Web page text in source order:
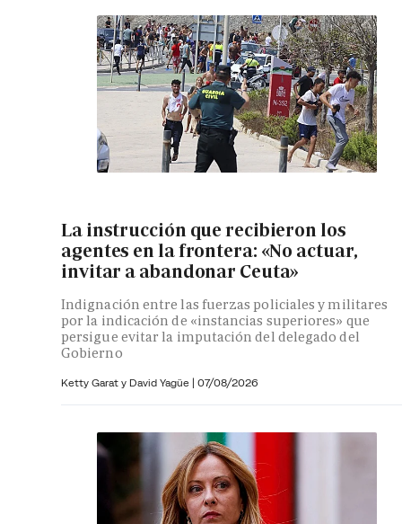
La instrucción que recibieron los
agentes en la frontera: «No actuar,
invitar a abandonar Ceuta»
Indignación entre las fuerzas policiales y militares
por la indicación de «instancias superiores» que
persigue evitar la imputación del delegado del
Gobierno
Ketty Garat y David Yagüe | 07/08/2026